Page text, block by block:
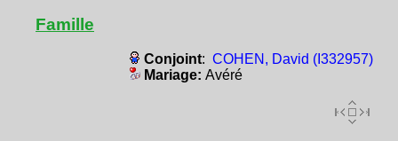
Famille
Conjoint: COHEN, David (I332957)
Mariage: Avéré